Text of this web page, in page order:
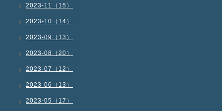
2023-11（15）
2023-10（14）
2023-09（13）
2023-08（20）
2023-07（12）
2023-06（13）
2023-05（17）